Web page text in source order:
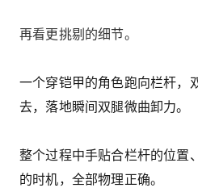
再看更挑剔的细节。
一个穿铠甲的角色跑向栏杆，
去，落地瞬间双腿微曲卸力。
整个过程中手贴合栏杆的位置
的时机，全部物理正确。